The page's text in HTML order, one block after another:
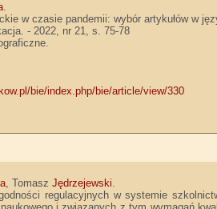
.
w czasie pandemii: wybór artykułów w
- 2022, nr 21, s. 75-78
bie/index.php/bie/article/view/330
, TomaszJędrzejewski.
regulacyjnych w systemie